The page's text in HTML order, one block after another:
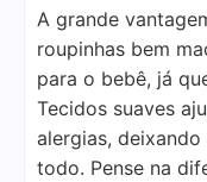
A grande
roupinhas bem
para o bebê, já
Tecidos suaves
alergias,
todo. Pense na